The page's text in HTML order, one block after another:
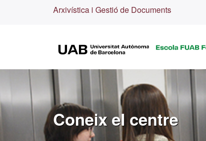
Arxivística i Gestió de Documents
Coneix el centre